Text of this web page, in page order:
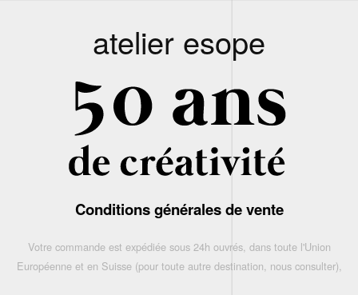
atelier esope
Conditions générales de vente
Votre commande est expédiée sous 24h ouvrés, dans toute l'Union
Européenne et en Suisse (pour toute autre destination, nous consulter),